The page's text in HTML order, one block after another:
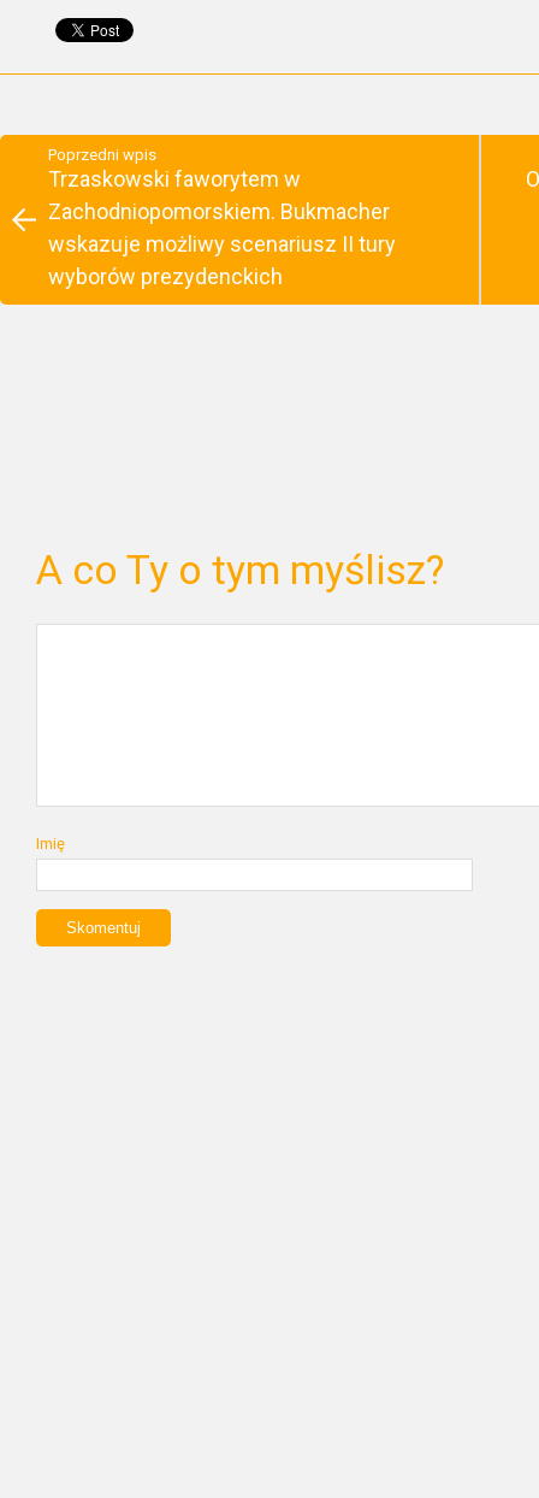
Poprzedni wpis
Trzaskowski faworytem w
Zachodniopomorskiem. Bukmacher
wskazuje możliwy scenariusz II tury
wyborów prezydenckich
A co Ty o tym myślisz?
Imię